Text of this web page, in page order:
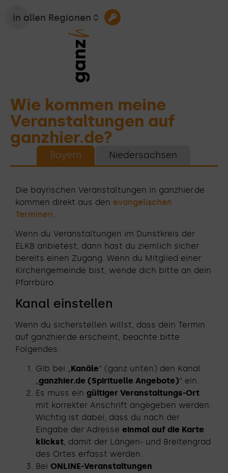
in allen Regionen
Wie kommen meine
Veranstaltungen auf
ganzhier.de?
Bayern Niedersachsen
Die bayrischen Veranstaltungen in ganzhier.de
kommen direkt aus den evangelischen
Terminen.
Wenn du Veranstaltungen im Dunstkreis der
ELKB anbietest, dann hast du ziemlich sicher
bereits einen Zugang. Wenn du Mitglied einer
Kirchengemeinde bist, wende dich bitte an dein
Pfarrbüro.
Kanal einstellen
Wenn du sicherstellen willst, dass dein Termin
auf ganzhier.de erscheint, beachte bitte
Folgendes:
Gib bei „Kanäle“ (ganz unten) den Kanal
„ganzhier.de (Spirituelle Angebote)“ ein.
Es muss ein gültiger Veranstaltungs-Ort
mit korrekter Anschrift angegeben werden.
Wichtig ist dabei, dass du nach der
Eingabe der Adresse einmal auf die Karte
klickst, damit der Längen- und Breitengrad
des Ortes erfasst werden.
Bei ONLINE-Veranstaltungen